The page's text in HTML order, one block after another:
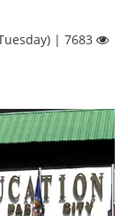
| 7683